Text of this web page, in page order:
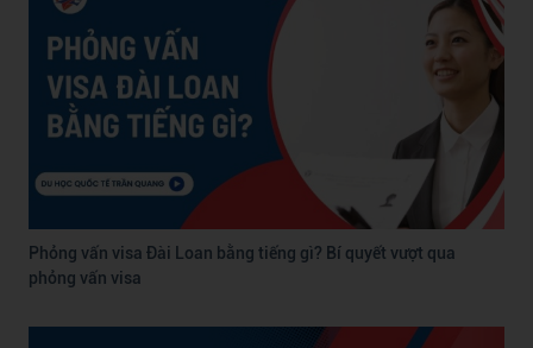
Phỏng vấn visa Đài Loan bằng tiếng gì? Bí quyết vượt qua
phỏng vấn visa